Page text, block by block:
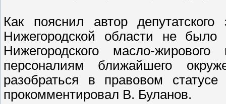
Как пояснил автор
Нижегородской области не было
Нижегородского масло-
персоналиям ближайшего
разобраться в правовом
прокомментировал В. Буланов.